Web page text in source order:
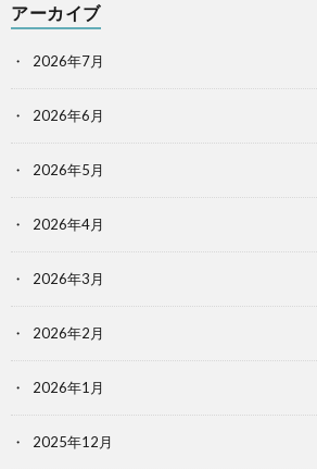
アーカイブ
2026年7月
2026年6月
2026年5月
2026年4月
2026年3月
2026年2月
2026年1月
2025年12月